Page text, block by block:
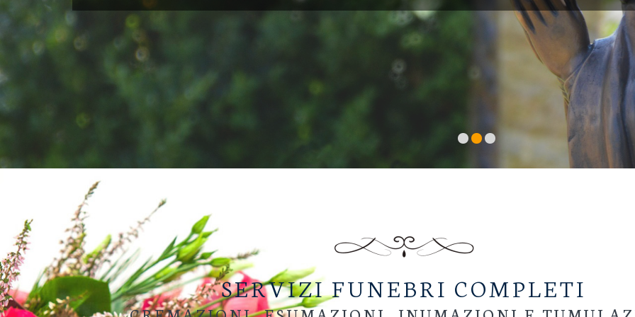
SERVIZI FUNEBRI COMPLETI